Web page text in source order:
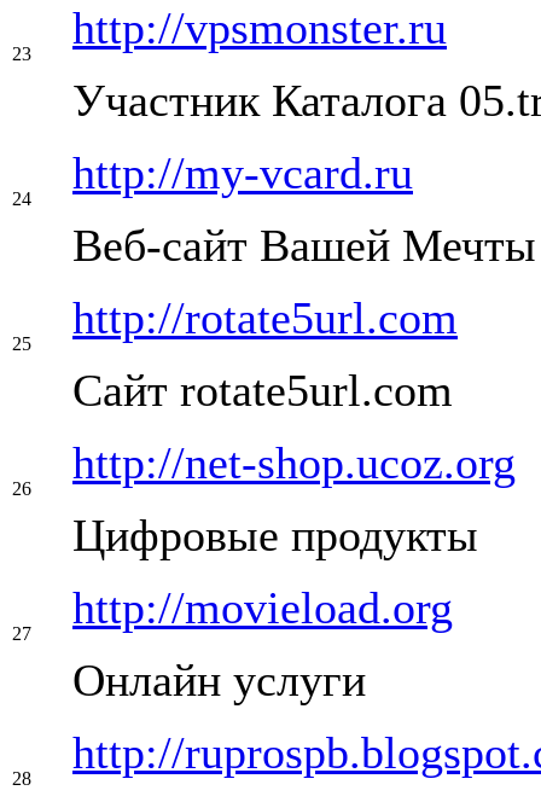
23
http://vpsmonster.ru
Участник Каталога
24
http://my-vcard.ru
Веб-сайт Вашей
25
http://rotate5url.com
Сайт rotate5url.com
26
http://net-shop.ucoz.org
Цифровые продукты
27
http://movieload.org
Онлайн услуги
28
http://